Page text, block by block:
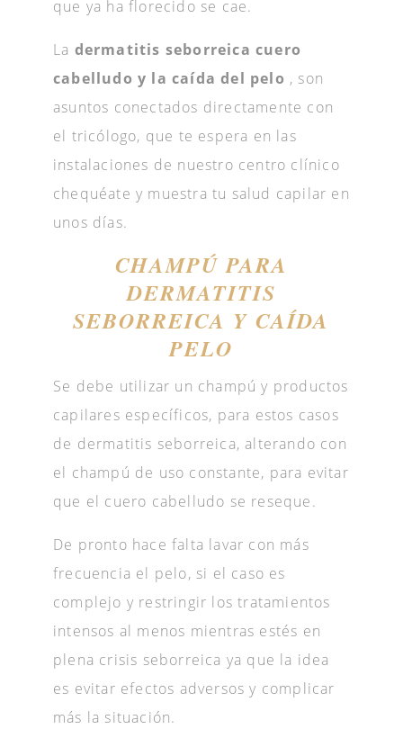
que ya ha florecido se cae.
La dermatitis seborreica cuero
cabelludo y la caída del pelo , son
asuntos conectados directamente con
el tricólogo, que te espera en las
instalaciones de nuestro centro clínico
chequéate y muestra tu salud capilar en
unos días.
CHAMPÚ PARA
DERMATITIS
SEBORREICA Y CAÍDA
PELO
Se debe utilizar un champú y productos
capilares específicos, para estos casos
de dermatitis seborreica, alterando con
el champú de uso constante, para evitar
que el cuero cabelludo se reseque.
De pronto hace falta lavar con más
frecuencia el pelo, si el caso es
complejo y restringir los tratamientos
intensos al menos mientras estés en
plena crisis seborreica ya que la idea
es evitar efectos adversos y complicar
más la situación.